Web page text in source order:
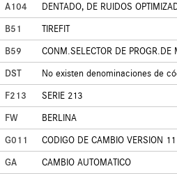
A104
DENTADO, DE RUIDOS
B51
TIREFIT
B59
CONM.SELECTOR DE PROGR.DE
DST
No existen denominaciones de
F213
SERIE 213
FW
BERLINA
G011
CODIGO DE CAMBIO VERSION 11
GA
CAMBIO AUTOMATICO